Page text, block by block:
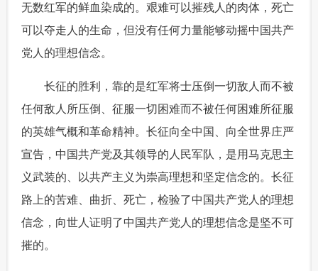
无数红军的鲜血染成的。艰难可以摧残人的肉体，死亡
可以夺走人的生命，但没有任何力量能够动摇中国共产
党人的理想信念。
长征的胜利，靠的是红军将士压倒一切敌人而不被
任何敌人所压倒、征服一切困难而不被任何困难所征服
的英雄气概和革命精神。长征向全中国、向全世界庄严
宣告，中国共产党及其领导的人民军队，是用马克思主
义武装的、以共产主义为崇高理想和坚定信念的。长征
路上的苦难、曲折、死亡，检验了中国共产党人的理想
信念，向世人证明了中国共产党人的理想信念是坚不可
摧的。